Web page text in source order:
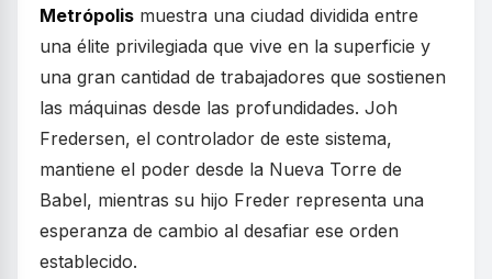
Metrópolis muestra una ciudad dividida entre
una élite privilegiada que vive en la superficie y
una gran cantidad de trabajadores que sostienen
las máquinas desde las profundidades. Joh
Fredersen, el controlador de este sistema,
mantiene el poder desde la Nueva Torre de
Babel, mientras su hijo Freder representa una
esperanza de cambio al desafiar ese orden
establecido.